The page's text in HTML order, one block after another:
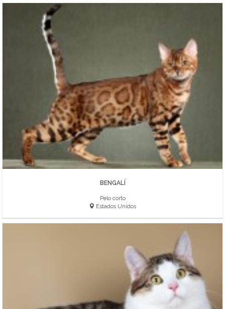
BENGALÍ
Pelo corto
Estados Unidos